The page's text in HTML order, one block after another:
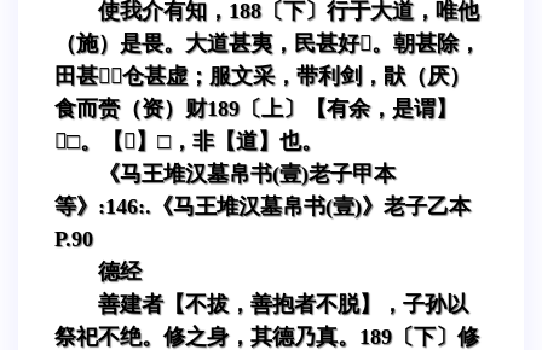
使我介有知，188〔下〕行于大道，唯他
（施）是畏。大道甚夷，民甚好。朝甚除，
田甚，仓甚虚；服文采，带利剑，猒（厌）
食而赍（资）财189〔上〕【有余，是谓】
□。【】□，非【道】也。
《马王堆汉墓帛书(壹)老子甲本
等》:146:.《马王堆汉墓帛书(壹)》老子乙本
P.90
德经
善建者【不拔，善抱者不脱】，子孙以
祭祀不绝。修之身，其德乃真。189〔下〕修